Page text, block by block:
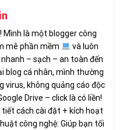
Mình là một blogger công
mê phần mềm
và luôn
– sạch – an toàn đến
blog cá nhân, mình thường
virus, không quảng cáo độc
Drive – click là có liền!
cách cài đặt + kích hoạt
công nghệ: Giúp bạn tối